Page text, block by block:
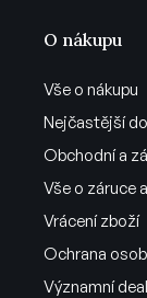
O nákupu
Vše o nákupu
Nejčastější
Obchodní a
Vše o záruce
Vrácení zboží
Ochrana
Významní